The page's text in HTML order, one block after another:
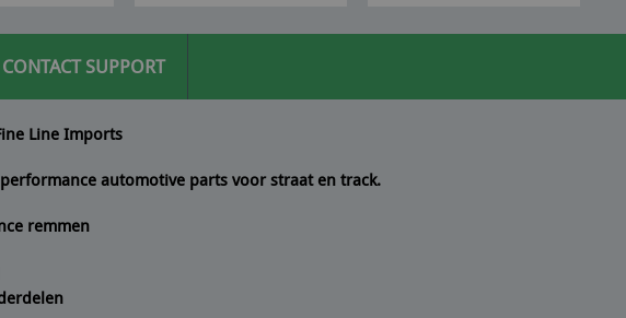
CONTACT SUPPORT
Line Imports een
| Snel verzonden en artikel helemaal volgens de beschrijving. Een
Line Imports
automotive parts voor straat en track.
remmen